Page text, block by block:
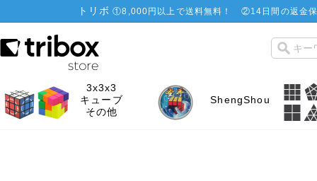
トリボ ①8,000円以上で送料無料！ ②14日間の返金
3x3x3
キューブ
その他
ShengShou